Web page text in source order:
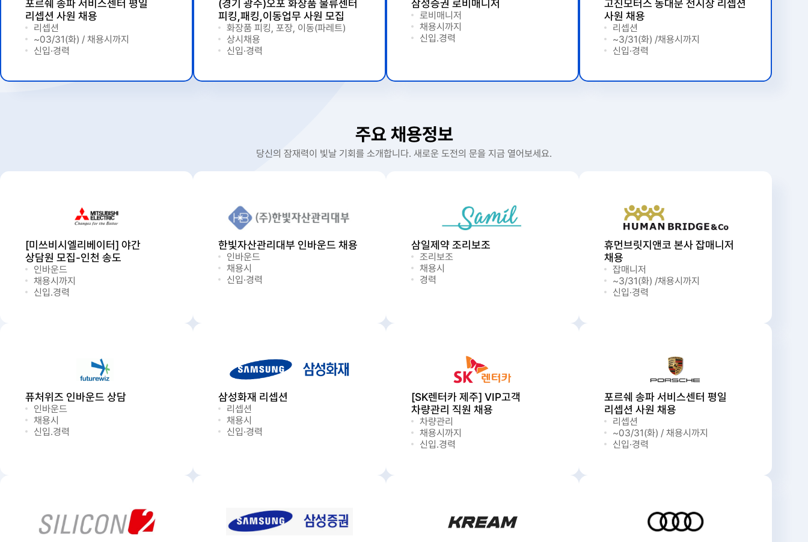
포르쉐 송파 서비스센터 평일
리셉션 사원 채용
리셉션
~03/31(화) / 채용시까지
신입·경력
(경기 광주)오포 화장품 물류센터
피킹,패킹,이동업무 사원 모집
화장품 피킹, 포장, 이동(파레트)
상시채용
신입·경력
삼성증권 로비매니저
로비매니저
채용시까지
신입.경력
고진모터스 동대문 전시장 리셉션
사원 채용
리셉션
~3/31(화) /채용시까지
신입·경력
주요 채용정보
당신의 잠재력이 빛날 기회를 소개합니다. 새로운 도전의 문을 지금 열어보세요.
[미쓰비시엘리베이터] 야간
상담원 모집-인천 송도
인바운드
채용시까지
신입.경력
한빛자산관리대부 인바운드 채용
인바운드
채용시
신입·경력
삼일제약 조리보조
조리보조
채용시
경력
휴먼브릿지앤코 본사 잡매니저
채용
잡매니저
~3/31(화) /채용시까지
신입·경력
퓨처위즈 인바운드 상담
인바운드
채용시
신입.경력
삼성화재 리셉션
리셉션
채용시
신입·경력
[SK렌터카 제주] VIP고객
차량관리 직원 채용
차량관리
채용시까지
신입.경력
포르쉐 송파 서비스센터 평일
리셉션 사원 채용
리셉션
~03/31(화) / 채용시까지
신입·경력